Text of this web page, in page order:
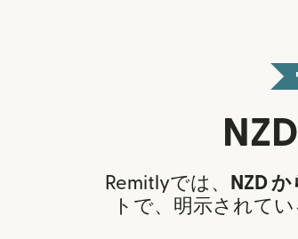
Remitlyでは、 NZD
トで、明示されて